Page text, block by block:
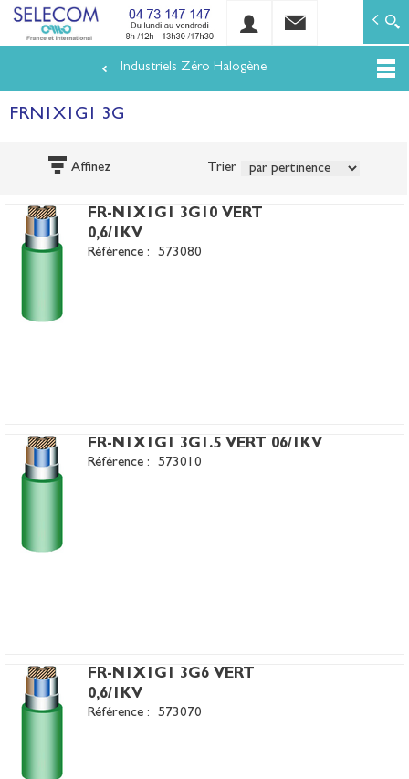
au
SELECOM
Matériels de réseaux électriques basse tension et
Industriels Zéro Halogène
FRN1X1G1 3G
Affinez Trier
FR-N1X1G1 3G10 VERT
0,6/1KV
Référence : 573080
FR-N1X1G1 3G1.5 VERT 06/1KV
Référence : 573010
FR-N1X1G1 3G6 VERT
0,6/1KV
Référence : 573070